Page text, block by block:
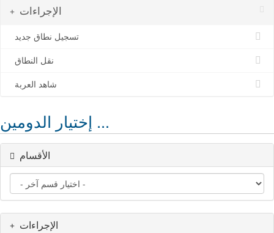
الإجراءات
تسجيل نطاق جديد
نقل النطاق
شاهد العربة
إختيار الدومين ...
الأقسام
الإجراءات